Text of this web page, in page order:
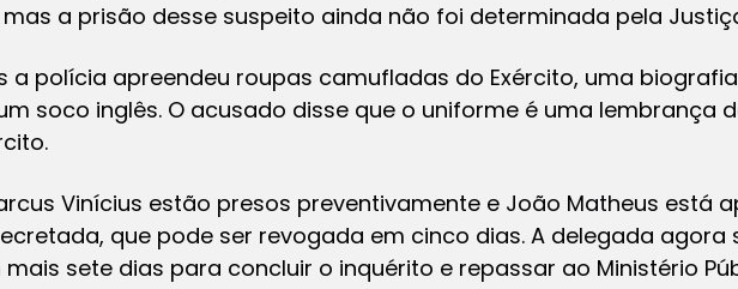
a prisão desse suspeito ainda não foi determinada pela
a polícia apreendeu roupas camufladas do Exército, uma
soco inglês. O acusado disse que o uniforme é uma lembrança
Vinícius estão presos preventivamente e João Matheus está
que pode ser revogada em cinco dias. A delegada agora
sete dias para concluir o inquérito e repassar ao Ministério